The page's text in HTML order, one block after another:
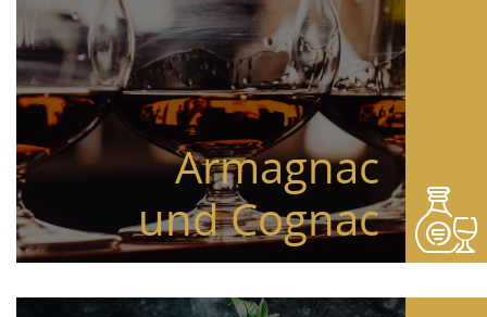
Armagnac
und Cognac